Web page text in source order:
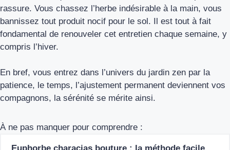
rassure. Vous chassez l’herbe indésirable à la main, vous
bannissez tout produit nocif pour le sol. Il est tout à fait
fondamental de renouveler cet entretien chaque semaine, y
compris l’hiver.
En bref, vous entrez dans l’univers du jardin zen par la
patience, le temps, l’ajustement permanent deviennent vos
compagnons, la sérénité se mérite ainsi.
À ne pas manquer pour comprendre :